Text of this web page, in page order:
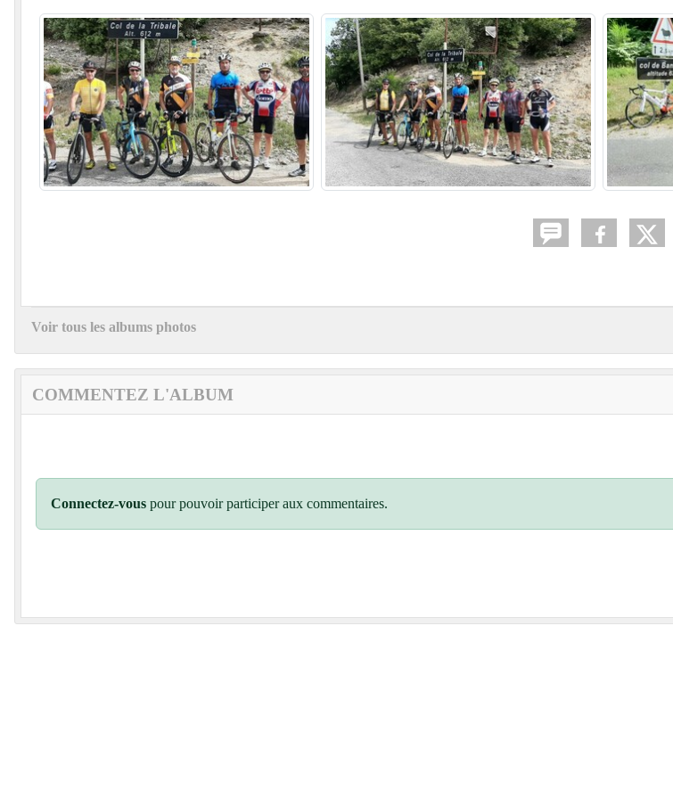
Voir tous les albums photos
COMMENTEZ L'ALBUM
Connectez-vous pour pouvoir participer aux commentaires.